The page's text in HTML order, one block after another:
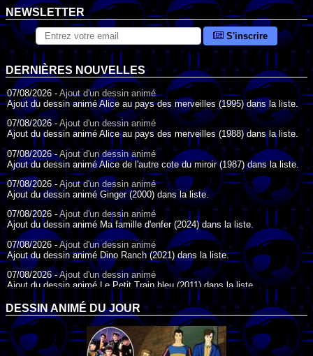
NEWSLETTER
S'inscrire
DERNIÈRES NOUVELLES
07/08/2026 - Ajout d'un dessin animé
Ajout du dessin animé Alice au pays des merveilles (1995) dans la liste.
07/08/2026 -Ajout d'un dessin animé
Ajout du dessin animé Alice au pays des merveilles (1988) dans la liste.
07/08/2026 -Ajout d'un dessin animé
Ajout du dessin animé Alice de l'autre cote du miroir (1987) dans la liste.
07/08/2026 - Ajout d'un dessin animé
Ajout du dessin animé Ginger (2000) dans la liste.
07/08/2026 - Ajout d'un dessin animé
Ajout du dessin animé Ma famille d'enfer (2024) dans la liste.
07/08/2026 -Ajout d'un dessin animé
Ajout du dessin animé Dino Ranch (2021) dans la liste.
07/08/2026 -Ajout d'un dessin animé
Ajout du dessin animé Le Petit Train bleu (2011) dans la liste.
07/08/2026 -Ajout d'un dessin animé
Ajout du dessin animé Agent Spécial Oso (2009) dans la liste.
17/07/2026 -
Ajout d'un dessin animé
Ajout du dessin animé Peter Pan (1988) dans la liste.
DESSIN ANIMÉ DU JOUR